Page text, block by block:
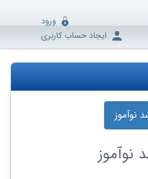
ورود
ایجاد حساب کاربری
نوآموز
نوآموز